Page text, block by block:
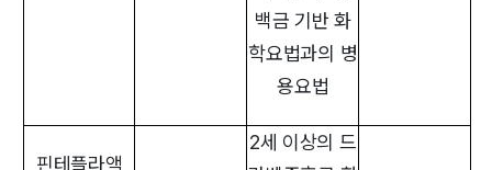
백금 기반 화
학요법과의 병
용요법
핀테플라액
2세 이상의 드